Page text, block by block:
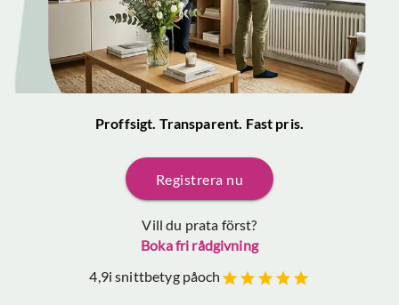
Proffsigt. Transparent. Fast pris.
Registrera nu
Vill du prata först?
Boka fri rådgivning
4,9i snittbetyg påoch